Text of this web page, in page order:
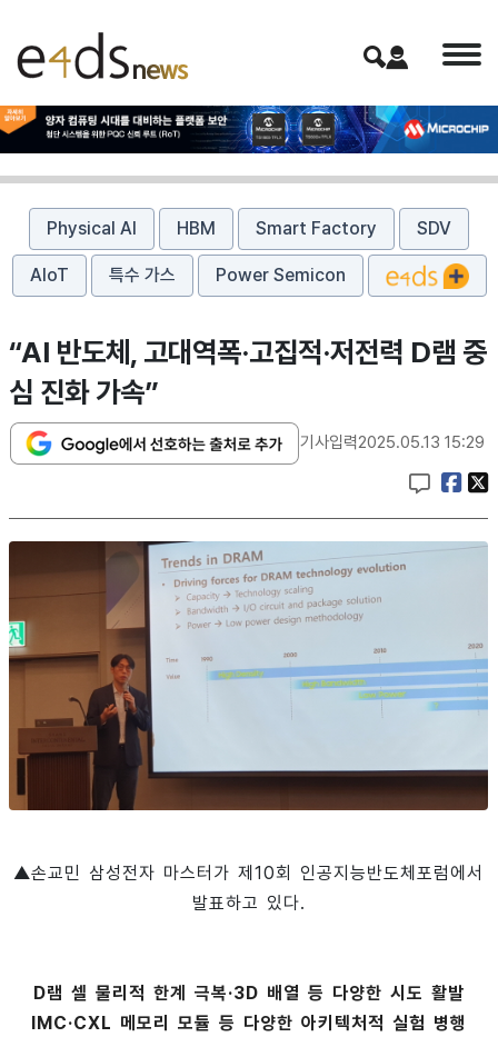
Physical AI HBM Smart Factory SDV
AIoT 특수 가스 Power Semicon
“AI 반도체, 고대역폭·고집적·저전력 D램 중
심 진화 가속”
기사입력2025.05.13 15:29
▲손교민 삼성전자 마스터가 제10회 인공지능반도체포럼에서
발표하고 있다.
D램 셀 물리적 한계 극복·3D 배열 등 다양한 시도 활발
IMC·CXL 메모리 모듈 등 다양한 아키텍처적 실험 병행